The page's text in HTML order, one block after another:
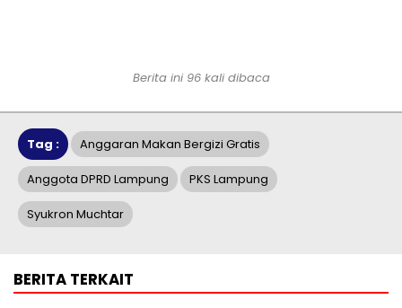
Berita ini 96 kali dibaca
Tag : Anggaran Makan Bergizi Gratis
Anggota DPRD Lampung PKS Lampung
Syukron Muchtar
BERITA TERKAIT